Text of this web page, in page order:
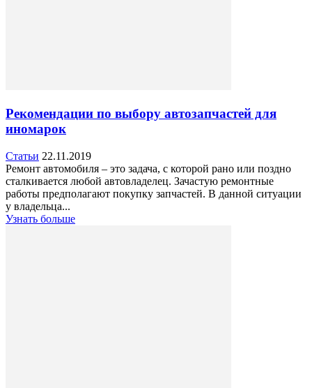
Рекомендации по выбору автозапчастей для
иномарок
Статьи 22.11.2019
Ремонт автомобиля – это задача, с которой рано или поздно
сталкивается любой автовладелец. Зачастую ремонтные
работы предполагают покупку запчастей. В данной ситуации
у владельца...
Узнать больше